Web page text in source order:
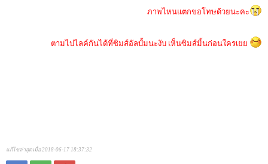
ภาพไหนแตกขอโทษด้วยนะคะ
ตามไปไลค์กันได้ที่ซิมส์อัลบั้มนะงับ เห็นซิมส์มิ้นก่อนใครเยย
แก้ไขล่าสุดเมื่อ 2018-06-17 18:37:32